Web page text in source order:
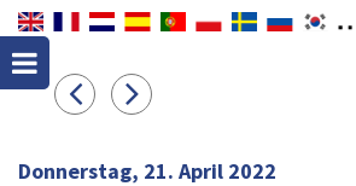
Donnerstag, 21. April 2022